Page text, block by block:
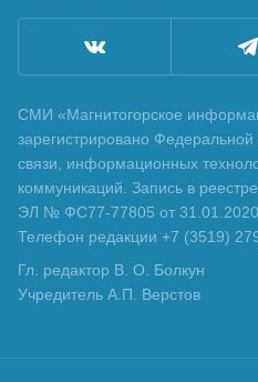
СМИ «Магнитогорское
зарегистрировано
связи, информационных
коммуникаций. Запись в
ЭЛ № ФС77-77805 от 31.01.2020
Телефон редакции +7 (3519)
Гл. редактор В. О. Болкун
Учредитель А.П. Верстов